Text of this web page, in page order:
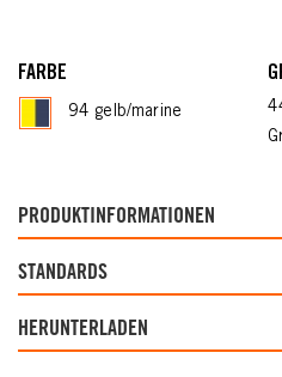
FARBE
94 gelb/marine
PRODUKTINFORMATIONEN
STANDARDS
HERUNTERLADEN